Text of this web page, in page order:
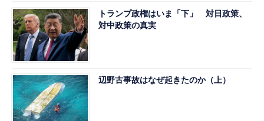
トランプ政権はいま「下」 対日政策、
対中政策の真実
辺野古事故はなぜ起きたのか（上）